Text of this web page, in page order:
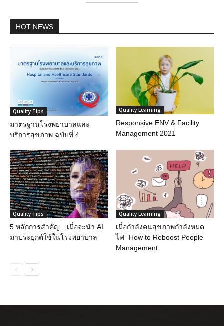
HOT NEWS
Quality Tips
มาตรฐานโรงพยาบาลและ
บริการสุขภาพ ฉบับที่ 4
Quality Learning
Responsive ENV & Facility
Management 2021
Quality Tips
5 หลักการสำคัญ…เมื่อจะนำ AI
มาประยุกต์ใช้ในโรงพยาบาล
Quality Learning
เมื่อกำลังคนสุขภาพกำลังหมด
ไฟ” How to Reboost People
Management